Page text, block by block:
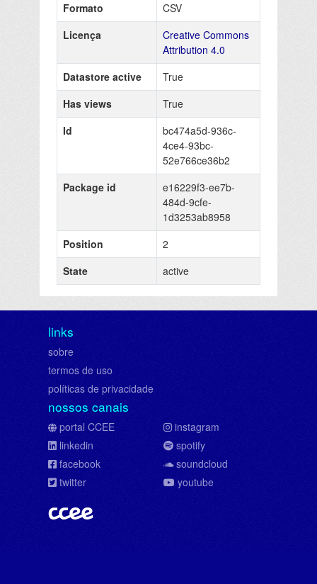
Formato
CSV
Licença
Creative Commons
Attribution 4.0
Datastore active
True
Has views
True
Id
bc474a5d-936c-
4ce4-93bc-
52e766ce36b2
Package id
e16229f3-ee7b-
484d-9cfe-
1d3253ab8958
Position
2
State
active
links
sobre
termos de uso
políticas de privacidade
nossos canais
portal CCEE
linkedin
facebook
twitter
instagram
spotify
soundcloud
youtube